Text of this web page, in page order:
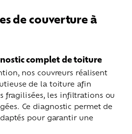
de couverture à
complet de toiture
nos couvreurs réalisent
de la toiture afin
fragilisées, les infiltrations ou
Ce diagnostic permet de
pour garantir une